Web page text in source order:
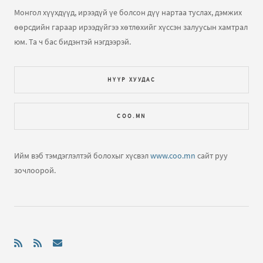
Монгол хүүхдүүд, ирээдүй үе болсон дүү нартаа туслах, дэмжих
өөрсдийн гараар ирээдүйгээ хөтлөхийг хүссэн залуусын хамтрал
юм. Та ч бас бидэнтэй нэгдээрэй.
НҮҮР ХУУДАС
COO.MN
Ийм вэб тэмдэглэлтэй болохыг хүсвэлwww.coo.mn сайт руу
зочлоорой.